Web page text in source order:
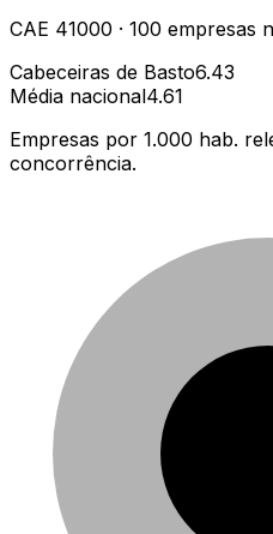
CAE 41000 · 100 empresas
Cabeceiras de Basto6.43
Média nacional4.61
Empresas por 1.000 hab.
concorrência.